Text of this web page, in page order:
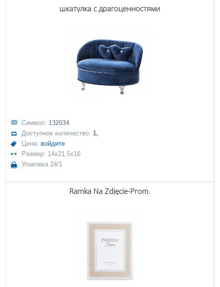
шкатулка с драгоценностями
Символ: 132034
Доступное количество:1,
Цена: войдите
Размер: 14x21,5x16
Упаковка 24/1
Ramka Na Zdjęcie-Prom.